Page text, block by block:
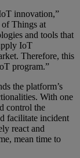
innovation,”
Things at
and tools that
IoT
Therefore, this
program.”
the platform’s
With one
control the
facilitate incident
react and
mean time to